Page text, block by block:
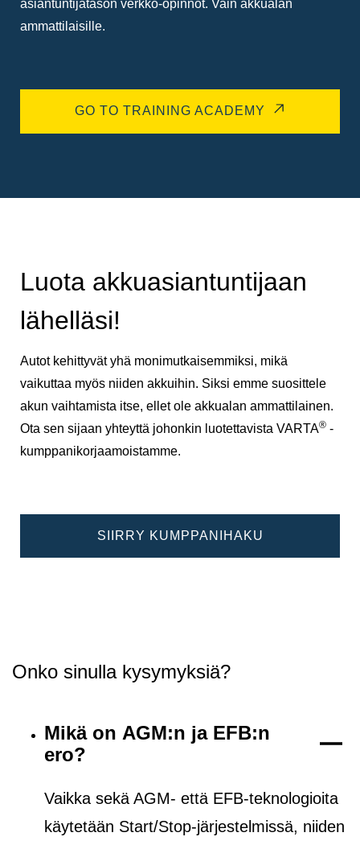
asiantuntijatason verkko-opinnot. Vain akkualan
ammattilaisille.
GO TO TRAINING ACADEMY
Luota akkuasiantuntijaan
lähelläsi!
Autot kehittyvät yhä monimutkaisemmiksi, mikä
vaikuttaa myös niiden akkuihin. Siksi emme suosittele
akun vaihtamista itse, ellet ole akkualan ammattilainen.
Ota sen sijaan yhteyttä johonkin luotettavista VARTA® -
kumppanikorjaamoistamme.
SIIRRY KUMPPANIHAKU
Onko sinulla kysymyksiä?
Mikä on AGM:n ja EFB:n
ero?
Vaikka sekä AGM- että EFB-teknologioita
käytetään Start/Stop-järjestelmissä, niiden